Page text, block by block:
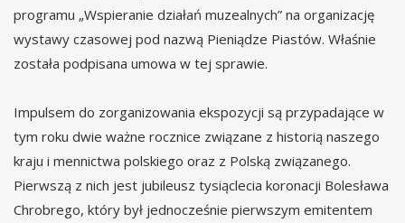
programu „Wspieranie działań muzealnych” na organizację
wystawy czasowej pod nazwą Pieniądze Piastów. Właśnie
została podpisana umowa w tej sprawie.
Impulsem do zorganizowania ekspozycji są przypadające w
tym roku dwie ważne rocznice związane z historią naszego
kraju i mennictwa polskiego oraz z Polską związanego.
Pierwszą z nich jest jubileusz tysiąclecia koronacji Bolesława
Chrobrego, który był jednocześnie pierwszym emitentem